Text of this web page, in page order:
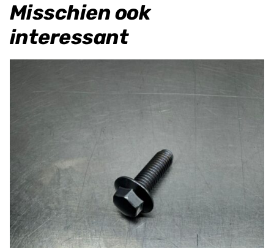
Misschien ook
interessant